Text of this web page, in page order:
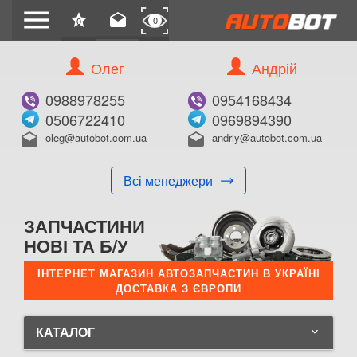
menu star
0 drafts 0
Олег
0988978255
0506722410
drafts oleg@autobot.com.ua
Всі менеджери
Андрій
0954168434
0969894390
drafts andriy@autobot.com.ua
ЗАПЧАСТИНИ
НОВІ ТА Б/У
ІНТЕРНЕТ МАГАЗИН АВТОЗАПЧАСТИН В УКРАЇНІ
ДОСТАВКА З ЄВРОПИ
КАТАЛОГ keyboard_arrow_down